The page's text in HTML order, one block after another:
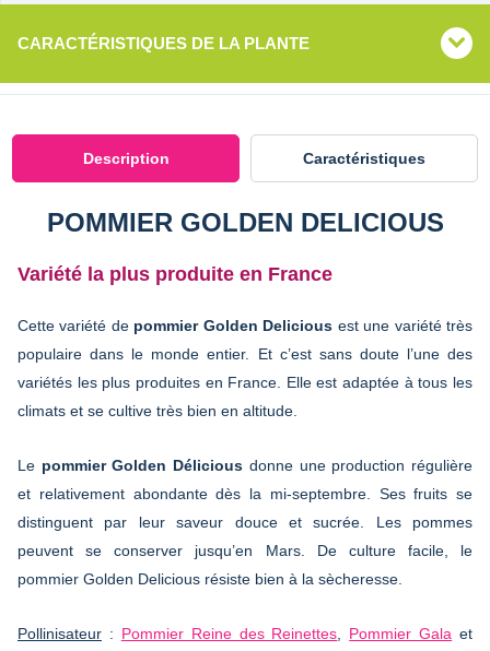
CARACTÉRISTIQUES DE LA PLANTE
Description Caractéristiques
POMMIER GOLDEN DELICIOUS
Variété la plus produite en France
Cette variété de pommier Golden Delicious est une variété très
populaire dans le monde entier. Et c’est sans doute l’une des
variétés les plus produites en France. Elle est adaptée à tous les
climats et se cultive très bien en altitude.
Le pommier Golden Délicious donne une production régulière
et relativement abondante dès la mi-septembre. Ses fruits se
distinguent par leur saveur douce et sucrée. Les pommes
peuvent se conserver jusqu’en Mars. De culture facile, le
pommier Golden Delicious résiste bien à la sècheresse.
Pollinisateur : Pommier Reine des Reinettes Pommier Gala et